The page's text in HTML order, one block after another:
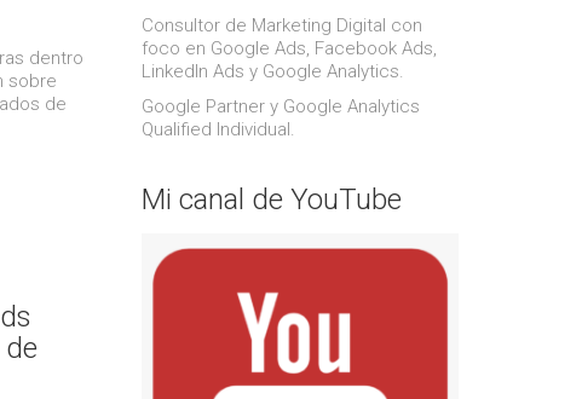
dentro
sobre
de
Consultor de Marketing Digital con
foco en Google Ads, Facebook Ads,
LinkedIn Ads y Google Analytics.
Google Partner y Google Analytics
Qualified Individual.
Mi canal de YouTube